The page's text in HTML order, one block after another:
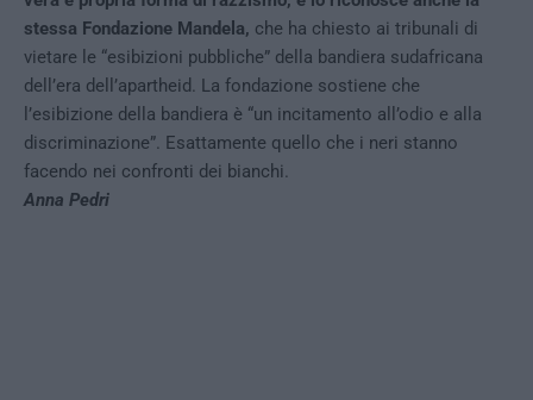
stessa Fondazione Mandela, che ha chiesto ai tribunali di
vietare le “esibizioni pubbliche” della bandiera sudafricana
dell’era dell’apartheid. La fondazione sostiene che
l’esibizione della bandiera è “un incitamento all’odio e alla
discriminazione”. Esattamente quello che i neri stanno
facendo nei confronti dei bianchi.
Anna Pedri